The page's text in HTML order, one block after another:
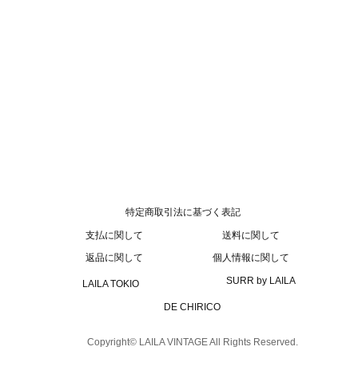
特定商取引法に基づく表記
支払に関して 送料に関して
返品に関して 個人情報に関して
LAILA TOKIO SURR by LAILA
DE CHIRICO
Copyright© LAILA VINTAGE All Rights Reserved.